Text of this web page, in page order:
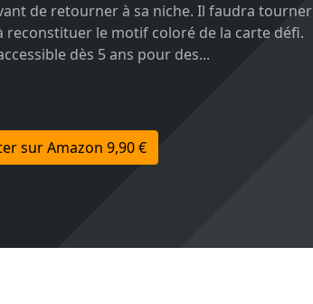
de retourner à sa niche. Il faudra tourner
reconstituer le motif coloré de la carte défi.
dès 5 ans pour des...
sur Amazon 9,90 €